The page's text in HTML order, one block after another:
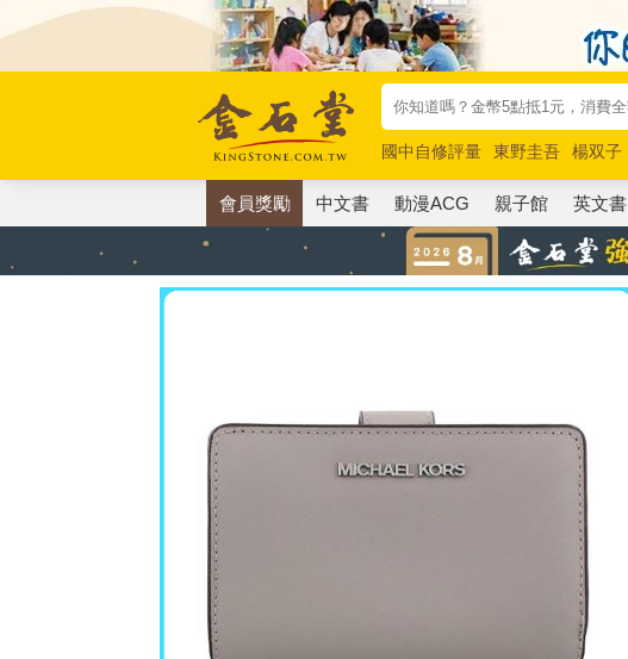
國中自修評量 東野圭吾 楊双子
唯紅花綻放
奧德賽 路邊攤新作
會員獎勵 中文書 動漫ACG 親子館 英文書